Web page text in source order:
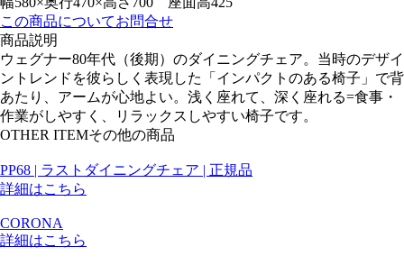
この商品についてお問合せ
商品説明
ウェグナー80年代（後期）のダイニングチェア。当時のデザイ
ントレンドを彼らしく表現した「インパクトのある椅子」で背
あたり、アームが心地よい。浅く座れて、深く座れる=食事・
作業がしやすく、リラックスしやすい椅子です。
OTHER ITEMその他の商品
PP68 | ラストダイニングチェア | 正規品
詳細はこちら
CORONA
詳細はこちら